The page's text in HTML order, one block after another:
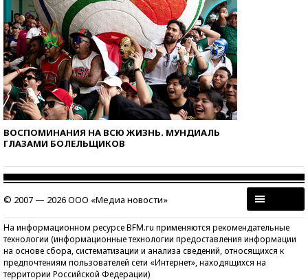
ВОСПОМИНАНИЯ НА ВСЮ ЖИЗНЬ. МУНДИАЛЬ
ГЛАЗАМИ БОЛЕЛЬЩИКОВ
© 2007 — 2026 ООО «Медиа новости»
На информационном ресурсе BFM.ru применяются рекомендательные
технологии (информационные технологии предоставления информации
на основе сбора, систематизации и анализа сведений, относящихся к
предпочтениям пользователей сети «Интернет», находящихся на
территории Российской Федерации)